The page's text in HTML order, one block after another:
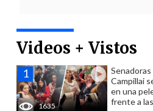
Videos + Vistos
1635
Senadoras
Campillai
en una
frente a